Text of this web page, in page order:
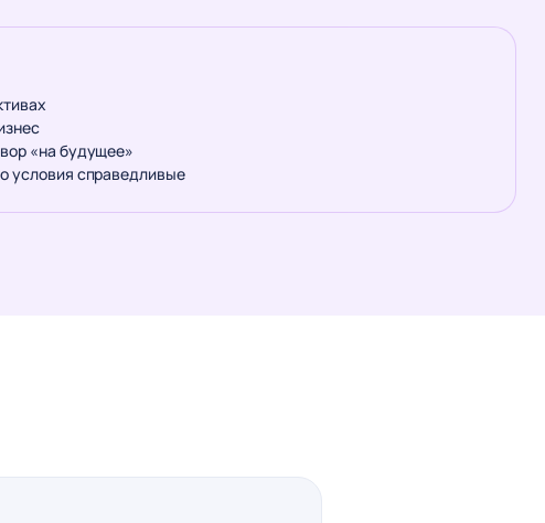
«на будущее»
условия справедливые